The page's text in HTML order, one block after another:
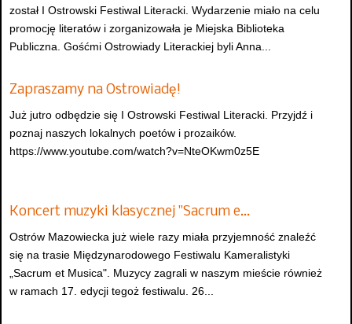
został I Ostrowski Festiwal Literacki. Wydarzenie miało na celu
promocję literatów i zorganizowała je Miejska Biblioteka
Publiczna. Gośćmi Ostrowiady Literackiej byli Anna...
Zapraszamy na Ostrowiadę!
Już jutro odbędzie się I Ostrowski Festiwal Literacki. Przyjdź i
poznaj naszych lokalnych poetów i prozaików.
https://www.youtube.com/watch?v=NteOKwm0z5E
Koncert muzyki klasycznej "Sacrum e…
Ostrów Mazowiecka już wiele razy miała przyjemność znaleźć
się na trasie Międzynarodowego Festiwalu Kameralistyki
„Sacrum et Musica". Muzycy zagrali w naszym mieście również
w ramach 17. edycji tegoż festiwalu. 26...